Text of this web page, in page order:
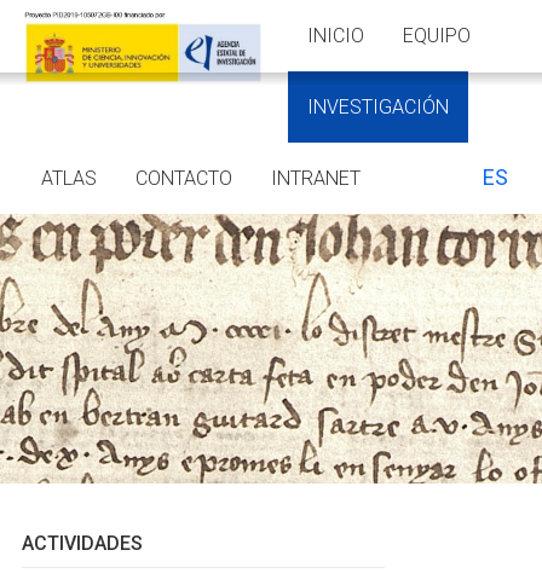
INICIO EQUIPO
INVESTIGACIÓN
ATLAS CONTACTO INTRANET ES
ACTIVIDADES